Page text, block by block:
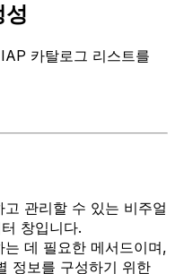
카탈로그 리스트를
관리할 수 있는 비주얼
창입니다.
는 데 필요한 메서드이며,
정보를 구성하기 위한